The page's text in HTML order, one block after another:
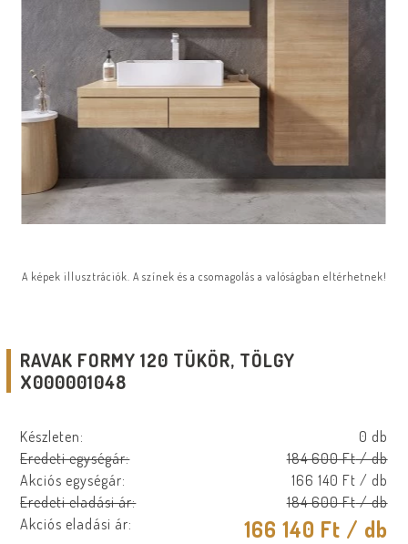
A képek illusztrációk. A színek és a csomagolás a valóságban eltérhetnek!
RAVAK FORMY 120 TÜKÖR, TÖLGY
X000001048
Készleten:
0 db
Eredeti egységár:
184 600 Ft/ db
Akciós egységár:
166 140 Ft / db
Eredeti eladási ár:
184 600 Ft/ db
Akciós eladási ár:
166 140 Ft / db